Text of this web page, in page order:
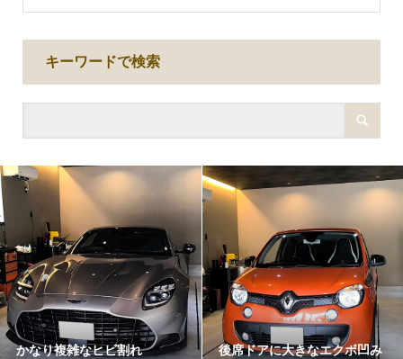
キーワードで検索
なり複雑なヒビ割れ 後席ドアに大きなエクボ凹み